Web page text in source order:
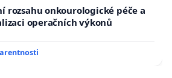
rozsahu onkourologické péče a
operačních výkonů